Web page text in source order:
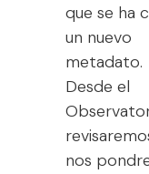
que se ha
un nuevo
metadato.
Desde el
nos